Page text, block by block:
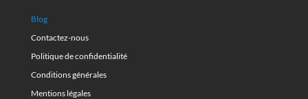
Blog
Contactez-nous
Politique de confidentialité
Conditions générales
Mentions légales